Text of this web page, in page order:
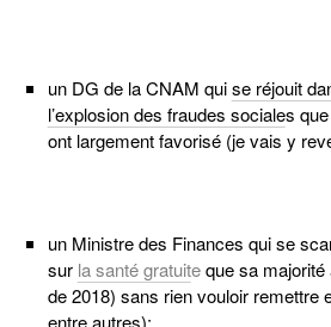
un DG de la CNAM quise réjouit
l’explosion des fraudes sociales
ont largement favorisé (je vais y
un Ministre des Finances qui se
sur la santé gratuiteque sa majorité
de 2018) sans rien vouloir remettre
entre autres);